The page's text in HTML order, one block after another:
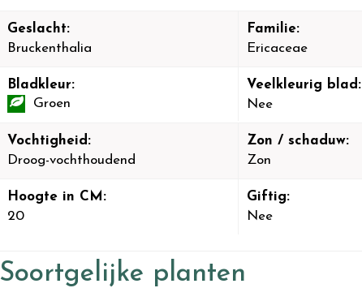
Geslacht:
Bruckenthalia
Familie:
Ericaceae
Bladkleur:
Groen
Veelkleurig blad:
Nee
Vochtigheid:
Droog-vochthoudend
Zon / schaduw:
Zon
Hoogte in CM:
20
Giftig:
Nee
Soortgelijke planten